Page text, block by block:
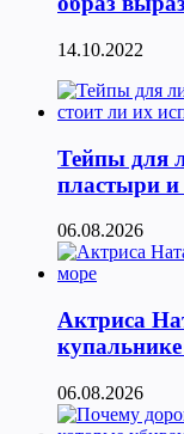
14.10.2022
Тейпы для
пластыри и
06.08.2026
Актриса
06.08.2026